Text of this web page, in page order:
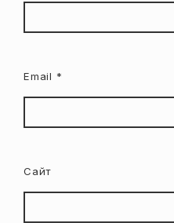
Email *
Сайт